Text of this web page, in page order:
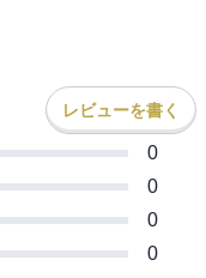
レビューを書く
0
0
0
0